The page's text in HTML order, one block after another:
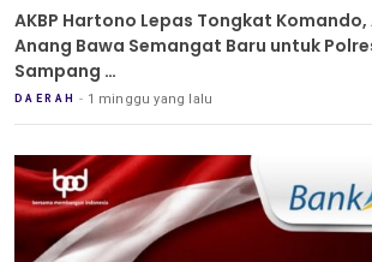
AKBP Hartono Lepas Tongkat Komando,
Anang Bawa Semangat Baru untuk
Sampang
Tradisi Pedang Pora Iringi Sertijab Kapolres
Sampang
DAERAH 1 minggu yang lalu